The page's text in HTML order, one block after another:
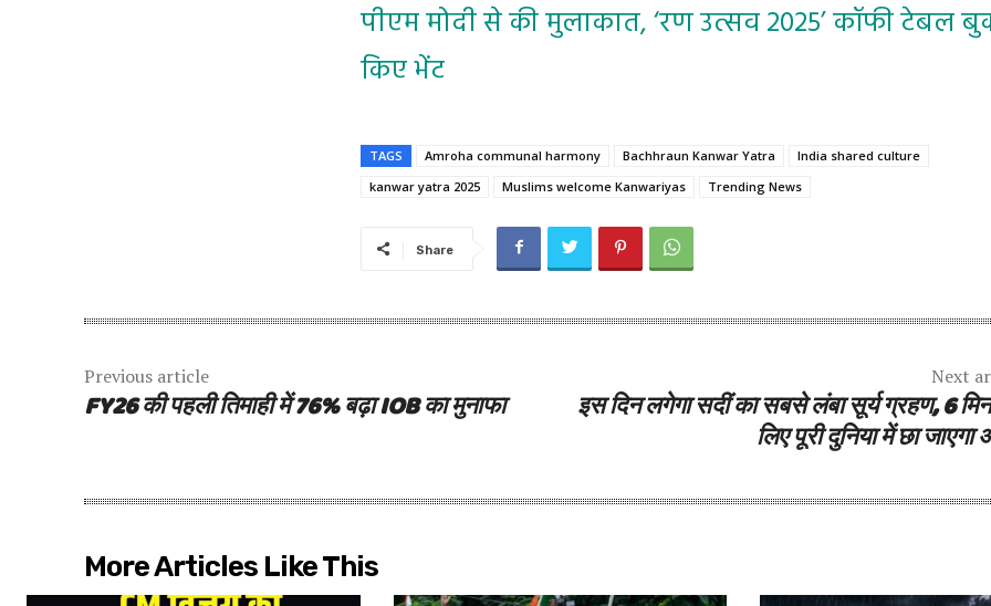
पीएम मोदी से की मुलाकात, ‘रण उत्सव 2025’ कॉफी टेबल
किए भेंट
TAGS Amroha communal harmony Bachhraun Kanwar Yatra
India shared culture
kanwar yatra 2025
Muslims welcome Kanwariyas Trending News
Share
Previous article
FY26 की पहली तिमाही में 76% बढ़ा IOB का मुनाफा
Next
इस दिन लगेगा सदीं का सबसे लंबा सूर्य ग्रहण, 6
लिए पूरी दुनिया में छा जाएगा
More Articles Like This